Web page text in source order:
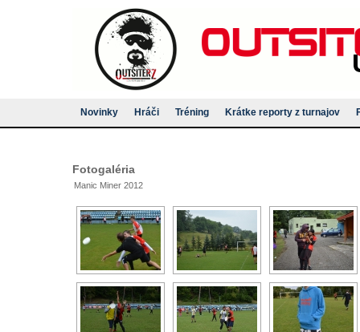
Novinky Hráči Tréning Krátke reporty z turnajov
Fotogaléria
Manic Miner 2012